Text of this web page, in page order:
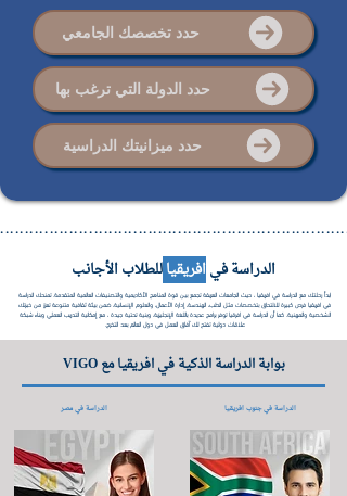
حدد الدولة التي ترغب بها
حدد ميزانيتك الدراسية
الدراسة فيافريقياللطلاب الأجانب
ابدأ رحلتك مع الدراسة في افريقيا ، حيث الجامعات العريقة تجمع بين قوة المناهج الأكاديمية والتصنيفات العالمية المتقدمة. تمنحك الدراسة
في افريقيا فرص كبيرة للالتحاق بتخصصات مثل الطب، الهندسة، إدارة الأعمال، والعلوم الإنسانية، ضمن بيئة ثقافية متنوعة تعزز من خبرتك
الشخصية والمهنية. كما أن الدراسة في افرقيا توفر برامج عديدة باللغة الإنجليزية، وبنية تحتية جيدة ، مع إمكانية التدريب العملي وبناء شبكة
علاقات دولية تفتح لك آفاق العمل في دول العالم بعد التخرج.
بوابة الدراسة الذكية في افريقيا مع VIGO
الدراسة في مصر الدراسة في جنوب افريقيا